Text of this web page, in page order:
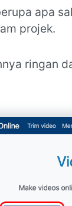
apa
projek.
ringan